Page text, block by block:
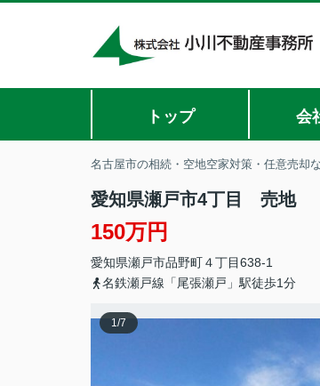
トップ 会
名古屋市の相続・空地空家対策・任意売却
愛知県瀬戸市4丁目 売地
150万円
愛知県瀬戸市品野町４丁目638-1
名鉄瀬戸線「尾張瀬戸」駅徒歩1分
1/7